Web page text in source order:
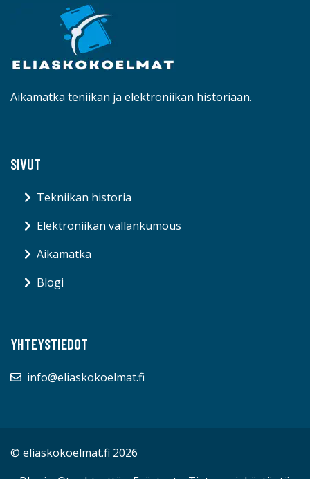
Aikamatka teniikan ja elektroniikan historiaan.
SIVUT
Tekniikan historia
Elektroniikan vallankumous
Aikamatka
Blogi
YHTEYSTIEDOT
info@eliaskokoelmat.fi
© eliaskokoelmat.fi 2026